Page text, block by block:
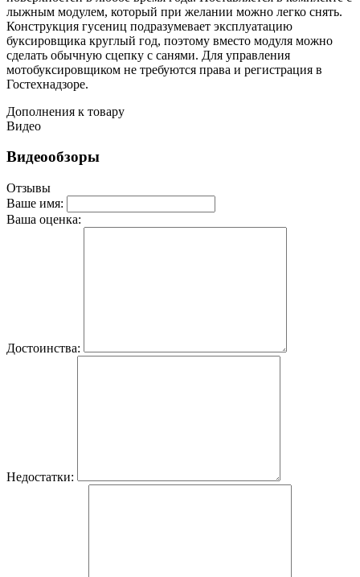
лыжным модулем, который при желании можно легко снять.
Конструкция гусениц подразумевает эксплуатацию
буксировщика круглый год, поэтому вместо модуля можно
сделать обычную сцепку с санями. Для управления
мотобуксировщиком не требуются права и регистрация в
Гостехнадзоре.
Дополнения к товару
Видео
Видеообзоры
Отзывы
Ваше имя:
Ваша оценка:
Достоинства:
Недостатки: